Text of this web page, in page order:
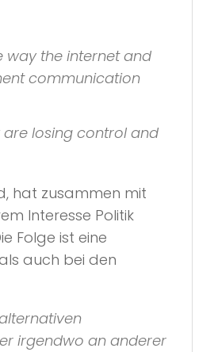
way the internet and
communication
are losing control and
hat zusammen mit
Interesse Politik
Folge ist eine
auch bei den
irgendwo an anderer